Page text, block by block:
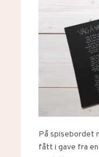
På spisebordet
fått i gave fra